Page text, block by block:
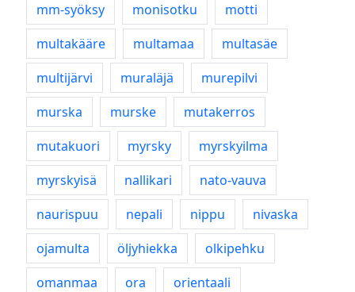
mm-syöksy
monisotku
motti
multakääre
multamaa
multasäe
multijärvi
muraläjä
murepilvi
murska
murske
mutakerros
mutakuori
myrsky
myrskyilma
myrskyisä
nallikari
nato-vauva
naurispuu
nepali nippu
nivaska
ojamulta
öljyhiekka
olkipehku
omanmaa
ora
orientaali